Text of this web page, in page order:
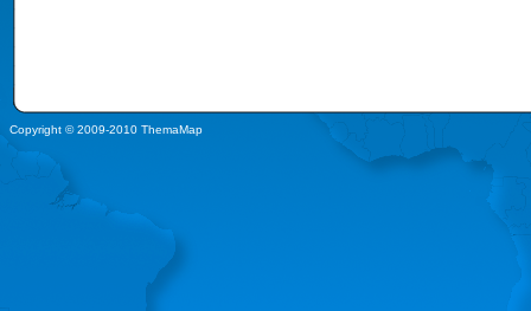
Copyright © 2009-2010 ThemaMap